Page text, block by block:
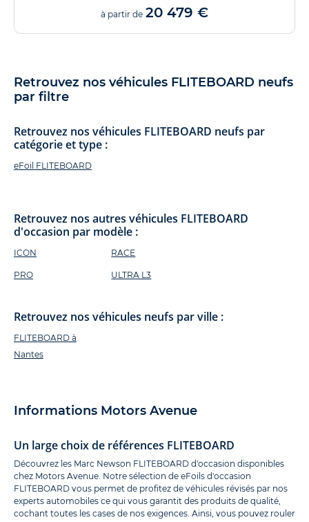
à partir de 20 479 €
Retrouvez nos véhicules FLITEBOARD neufs
par filtre
Retrouvez nos véhicules FLITEBOARD neufs par
catégorie et type :
eFoil FLITEBOARD
Retrouvez nos autres véhicules FLITEBOARD
d'occasion par modèle :
ICON
PRO
RACE
ULTRA L3
Retrouvez nos véhicules neufs par ville :
FLITEBOARD à
Nantes
Informations Motors Avenue
Un large choix de références FLITEBOARD
Découvrez les Marc Newson FLITEBOARD d'occasion disponibles
chez Motors Avenue. Notre sélection de eFoils d'occasion
FLITEBOARD vous permet de profitez de véhicules révisés par nos
experts automobiles ce qui vous garantit des produits de qualité,
cochant toutes les cases de nos exigences. Ainsi, vous pouvez rouler